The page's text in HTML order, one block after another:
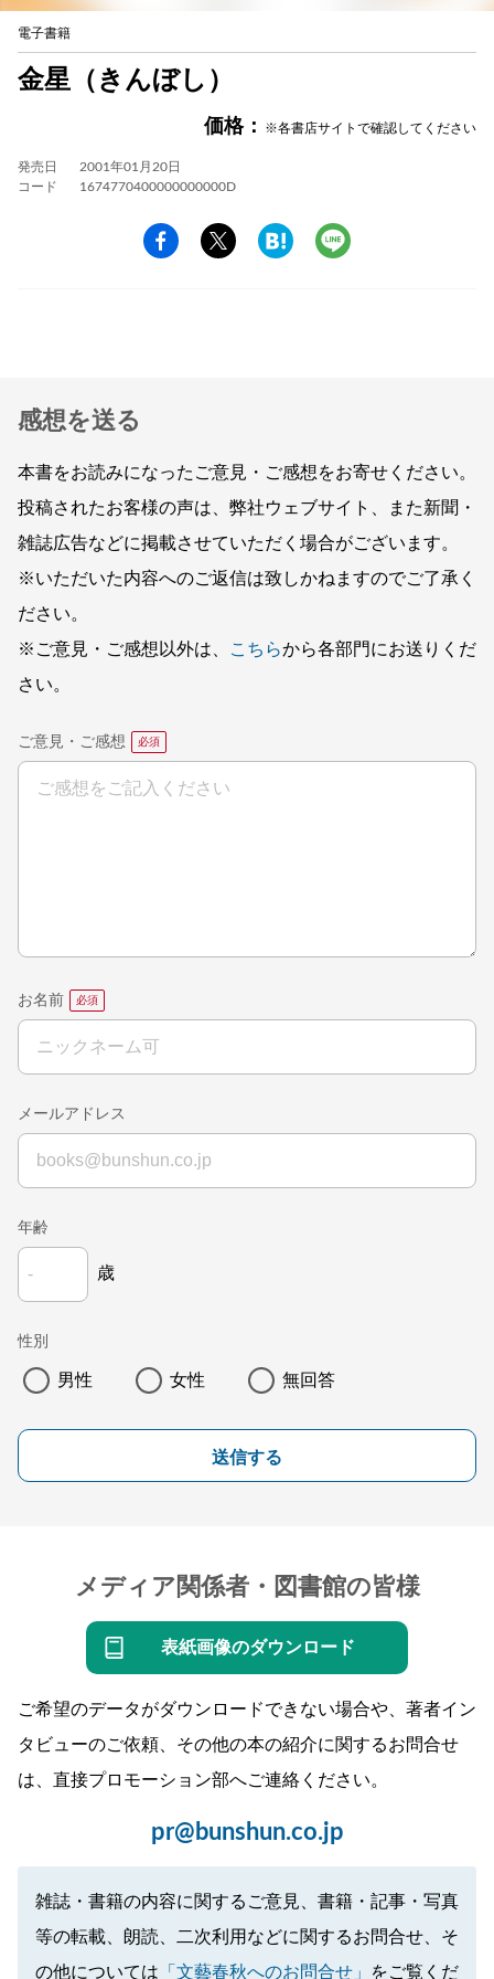
電子書籍
金星（きんぼし）
価格： ※各書店サイトで確認してください
発売日
2001年01月20日
コード
1674770400000000000D
感想を送る
本書をお読みになったご意見・ご感想をお寄せください。
投稿されたお客様の声は、弊社ウェブサイト、また新聞・
雑誌広告などに掲載させていただく場合がございます。
※いただいた内容へのご返信は致しかねますのでご了承く
ださい。
※ご意見・ご感想以外は、
こちらから各部門にお送りくだ
さい。
ご意見・ご感想
お名前
メールアドレス
年齢
歳
性別
男性 女性 無回答
送信する
メディア関係者・図書館の皆様
表紙画像のダウンロード
ご希望のデータがダウンロードできない場合や、著者イン
タビューのご依頼、その他の本の紹介に関するお問合せ
は、直接プロモーション部へご連絡ください。
pr@bunshun.co.jp
雑誌・書籍の内容に関するご意見、書籍・記事・写真
等の転載、朗読、二次利用などに関するお問合せ、そ
の他については 「文藝春秋へのお問合せ」 をご覧くだ